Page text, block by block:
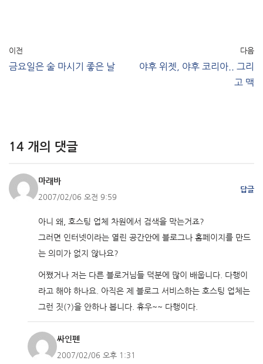
이전
금요일은 술 마시기 좋은 날
다음
야후 위젯, 야후 코리아.. 그리
고 맥
14 개의 댓글
마래바
2007/02/06 오전 9:59
답글
아니 왜, 호스팅 업체 차원에서 검색을 막는거죠?
그러면 인터넷이라는 열린 공간안에 블로그나 홈페이지를 만드
는 의미가 없지 않나요?
어쨌거나 저는 다른 블로거님들 덕분에 많이 배웁니다. 다행이
라고 해야 하나요. 아직은 제 블로그 서비스하는 호스팅 업체는
그런 짓(?)을 안하나 봅니다. 휴우~~ 다행이다.
싸인펜
2007/02/06 오후 1:31